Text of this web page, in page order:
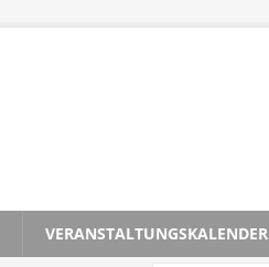
VERANSTALTUNGSKALENDER